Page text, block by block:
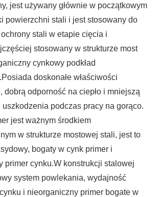
jest używany głównie w początkowym
powierzchni stali i jest stosowany do
stali w etapie cięcia i
stosowany w strukturze most
cynkowy podkład
doskonałe właściwości
dobrą odporność na ciepło i mniejszą
podczas pracy na gorąco.
jest ważnym środkiem
w strukturze mostowej stali, jest to
bogaty w cynk primer i
primer cynku.W konstrukcji stalowej
system powlekania, wydajność
i nieorganiczny primer bogate w